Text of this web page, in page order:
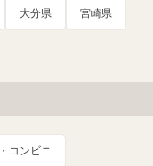
大分県 宮崎県
コンビニ